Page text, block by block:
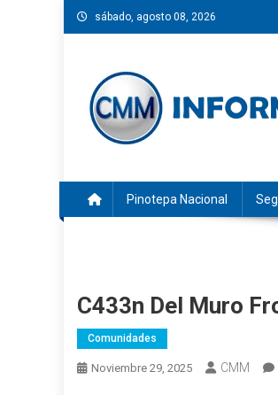
Saltar
al
sábado, agosto 08, 2026
Pinotepa Nacional
C433n Del Muro
Comunidades
Noviembre 29, 2025 CMM